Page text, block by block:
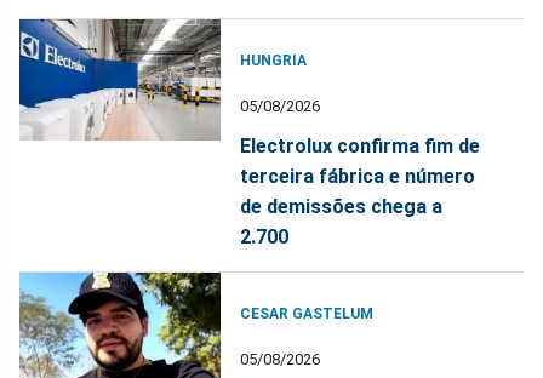
HUNGRIA
05/08/2026
Electrolux confirma fim de
terceira fábrica e número
de demissões chega a
2.700
CESAR GASTELUM
05/08/2026